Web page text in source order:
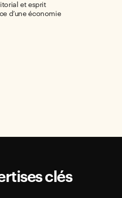
et esprit
d’une économie
clés